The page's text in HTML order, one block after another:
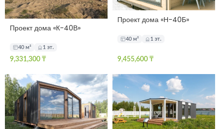
Проект дома «К-40В»
40 м² 1 эт.
9,331,300 ₸
Проект дома «Н-40Б»
40 м² 1 эт.
9,455,600 ₸